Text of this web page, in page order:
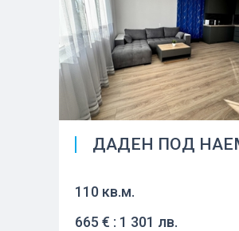
ДАДЕН ПОД
110 кв.м.
665 € : 1 301 лв.